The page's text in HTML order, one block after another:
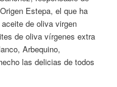
Estepa, el que ha
de oliva virgen
de oliva vírgenes extra
Arbequino,
las delicias de todos